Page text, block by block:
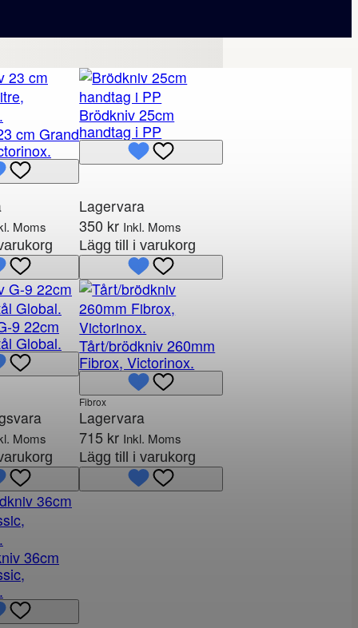
cm Grand
Moms
Brödkniv 25cm
handtag i PP
Lagervara
350 kr Inkl. Moms
Lägg till i varukorg
9 22cm
Global.
Moms
Tårt/brödkniv 260mm
Fibrox, Victorinox.
Fibrox
Lagervara
715 kr Inkl. Moms
Lägg till i varukorg
36cm